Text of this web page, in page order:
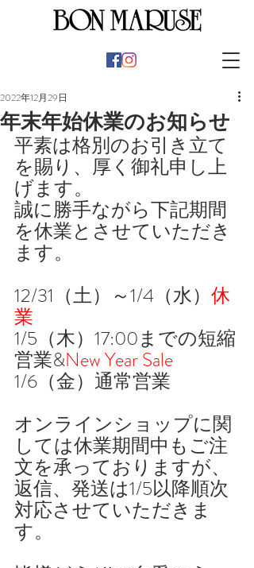
年末年始休業のお知らせ
2022年12月29日
平素は格別のお引き立て
を賜り、厚く御礼申し上
げます。
誠に勝手ながら下記期間
を休業とさせていただき
ます。
12/31（土）～1/4（水） 休
業
1/5（木）17:00までの短縮
営業&New Year Sale
1/6（金）通常営業
オンラインショップに関
しては休業期間中もご注
文を承っておりますが、
返信、発送は1/5以降順次
対応させていただきま
す。